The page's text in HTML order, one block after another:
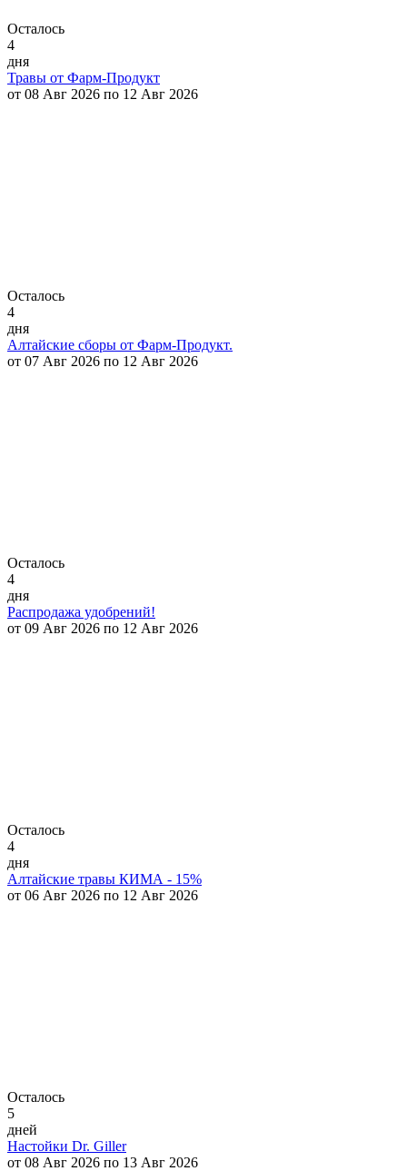
Осталось
4
дня
Травы от Фарм-Продукт
от 08 Авг 2026 по 12 Авг 2026
Осталось
4
дня
Алтайские сборы от Фарм-Продукт.
от 07 Авг 2026 по 12 Авг 2026
Осталось
4
дня
Распродажа удобрений!
от 09 Авг 2026 по 12 Авг 2026
Осталось
4
дня
Алтайские травы КИМА - 15%
от 06 Авг 2026 по 12 Авг 2026
Осталось
5
дней
Настойки Dr. Giller
от 08 Авг 2026 по 13 Авг 2026